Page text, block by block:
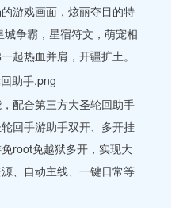
游戏画面，炫丽夺目的特
争霸，星宿符文，萌宠相
起热血并肩，开疆扩土。
配合第三方大圣轮回助手
回手游助手双开、多开挂
root免越狱多开，实现大
、自动主线、一键日常等